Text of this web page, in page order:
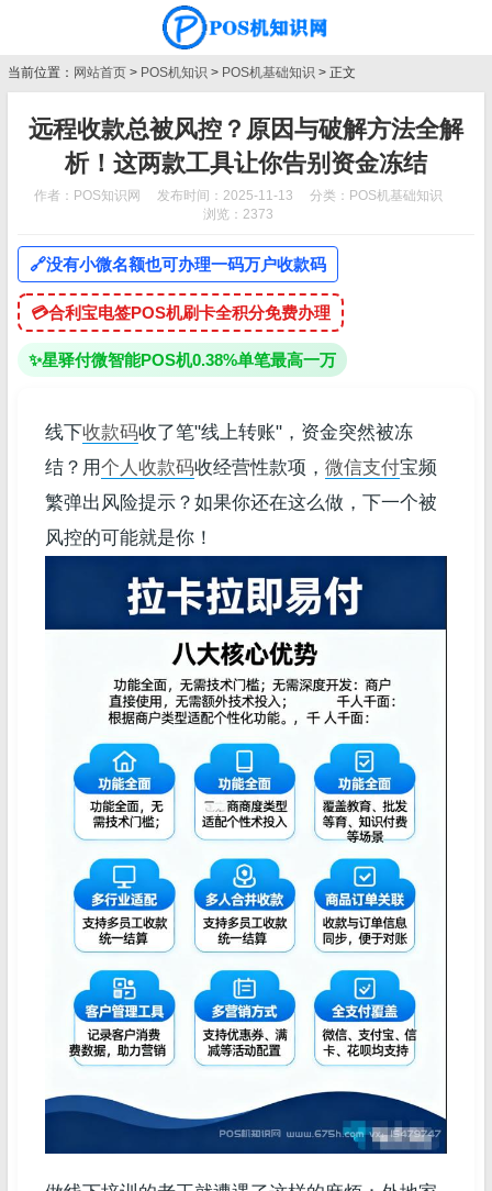
当前位置： 网站首页 > POS机知识 > POS机基础知识 > 正文
远程收款总被风控？原因与破解方法全解
析！这两款工具让你告别资金冻结
作者：POS知识网 发布时间：2025-11-13 分类： POS机基础知识
浏览：2373
🔗没有小微名额也可办理一码万户收款码
💳合利宝电签POS机刷卡全积分免费办理
✨星驿付微智能POS机0.38%单笔最高一万
线下收款码收了笔"线上转账"，资金突然被冻
结？用个人收款码收经营性款项， 微信支付宝频
繁弹出风险提示？如果你还在这么做，下一个被
风控的可能就是你！